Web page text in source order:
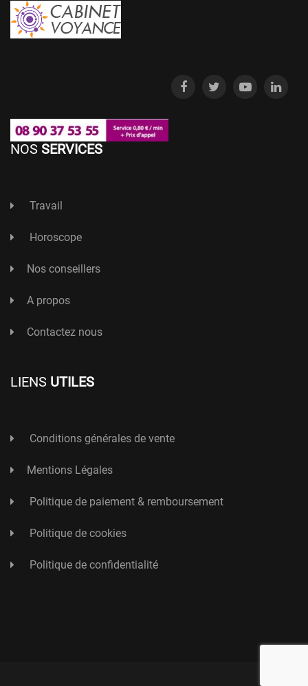
NOS SERVICES
Travail
Horoscope
Nos conseillers
A propos
Contactez nous
LIENS UTILES
Conditions générales de vente
Mentions Légales
Politique de paiement & remboursement
Politique de cookies
Politique de confidentialité